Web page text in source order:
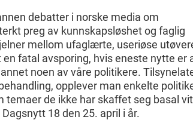
debatter i norske media om
preg av kunnskapsløshet og faglig
mellom ufaglærte, useriøse
fatal avsporing, hvis eneste nytte er
noen av våre politikere.
opplever man enkelte
de ikke har skaffet seg basal
18 den 25. april i år.